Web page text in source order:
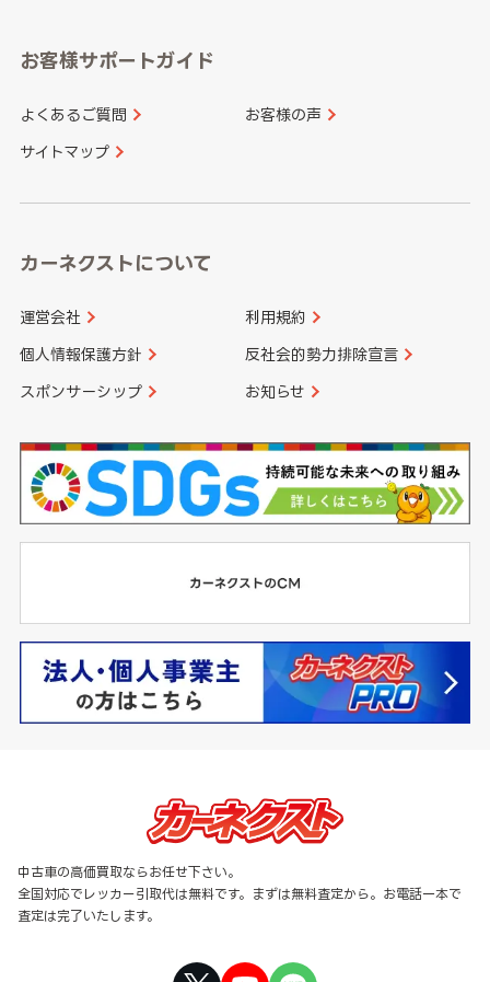
愛知県
和歌山県
山口県
香川県 愛媛県
長崎県
大分県 宮崎県
お客様サポートガイド
よくあるご質問 お客様の声
サイトマップ
カーネクストについて
運営会社 利用規約
個人情報保護方針 反社会的勢力排除宣言
スポンサーシップ お知らせ
中古車の高価買取ならお任せ下さい。
全国対応でレッカー引取代は無料です。まずは無料査定から。お電話一本で
査定は完了いたします。